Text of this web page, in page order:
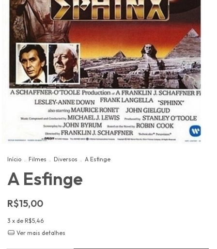
Início Filmes Diversos A Esfinge
A Esfinge
R$15,00
3 x de R$5,46
Ver mais detalhes